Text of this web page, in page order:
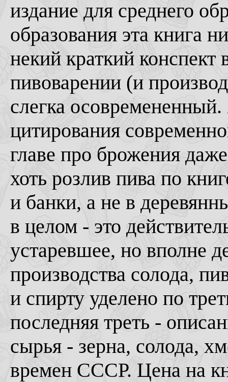
издание для среднего
образования эта книга
некий краткий
пивоварении (и
слегка осовремененный.
цитирования
главе про брожения
хоть розлив пива по
и банки, а не в
в целом - это
устаревшее, но вполне
производства солода,
и спирту уделено по
последняя треть -
сырья - зерна, солода,
времен СССР. Цена на